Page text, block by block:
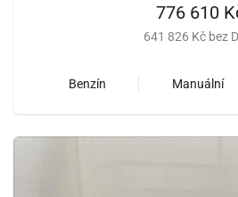
776 610
641 826 Kč bez
Benzín Manuální